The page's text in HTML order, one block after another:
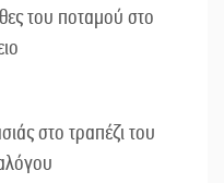
του ποταμού στο
στο τραπέζι του